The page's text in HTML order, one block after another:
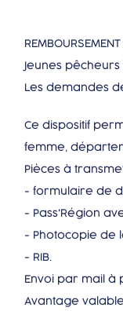
Jeunes
Les demandes
Ce dispositif
femme,
Pièces à
- formulaire de
- Pass'Région
- Photocopie de
- RIB.
Envoi par mail à
Avantage